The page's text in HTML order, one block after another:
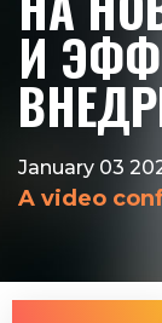
И
January 03
A video